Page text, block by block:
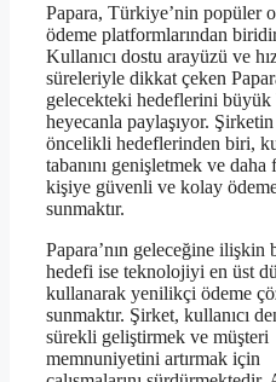
Papara, Türkiye’nin popüler
ödeme platformlarından
Kullanıcı dostu arayüzü ve
süreleriyle dikkat çeken
gelecekteki hedeflerini büyük
heyecanla paylaşıyor. Şirketin
öncelikli hedeflerinden biri,
tabanını genişletmek ve daha
kişiye güvenli ve kolay
sunmaktır.
Papara’nın geleceğine ilişkin
hedefi ise teknolojiyi en üst
kullanarak yenilikçi ödeme
sunmaktır. Şirket, kullanıcı
sürekli geliştirmek ve müşteri
memnuniyetini artırmak için